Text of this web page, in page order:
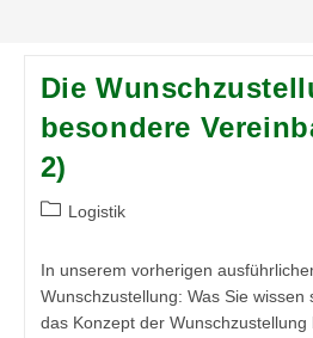
Die
besondere
2)
Beitrags-
Logistik
In unserem vorherigen
Wunschzustellung: Was Sie wissen
das Konzept der